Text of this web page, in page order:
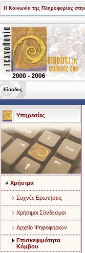
Η Κοινωνία της Πληροφορίας
Είσοδος
Υπηρεσίες
Χρήσιμα
Συχνές Ερωτήσεις
Χρήσιμοι Σύνδεσμοι
Αρχείο Ψηφοφοριών
Επισκεψιμότητα
Κόμβου